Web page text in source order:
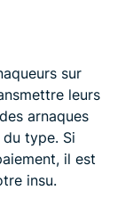
sur
leurs
arnaques
type. Si
il est
insu.